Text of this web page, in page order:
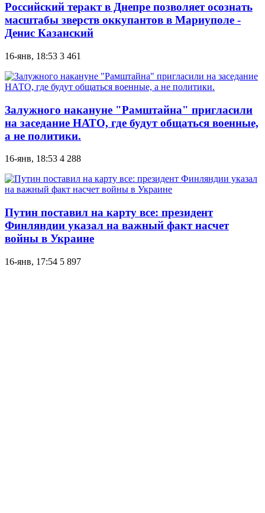
Российский теракт в Днепре позволяет осознать
масштабы зверств оккупантов в Мариуполе -
Денис Казанский
16-янв, 18:53 3 461
Залужного накануне "Рамштайна" пригласили
на заседание НАТО, где будут общаться военные,
а не политики.
16-янв, 18:53 4 288
Путин поставил на карту все: президент
Финляндии указал на важный факт насчет
войны в Украине
16-янв, 17:54 5 897